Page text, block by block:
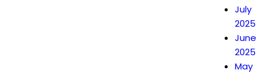
July
2025
June
2025
May